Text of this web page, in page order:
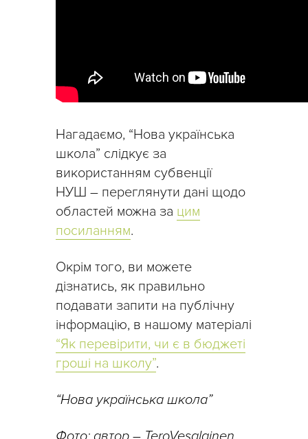
Нагадаємо, “Нова українська
школа” слідкує за
використанням субвенції
НУШ – переглянути дані щодо
областей можна за цим
посиланням.
Окрім того, ви можете
дізнатись, як правильно
подавати запити на публічну
інформацію, в нашому матеріалі
“Як перевірити, чи є в бюджеті
гроші на школу”.
“Нова українська школа”